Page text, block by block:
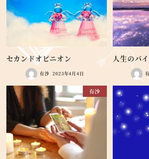
セカンドオピニオン
有沙 2023年4月4日
人生のバ
有沙